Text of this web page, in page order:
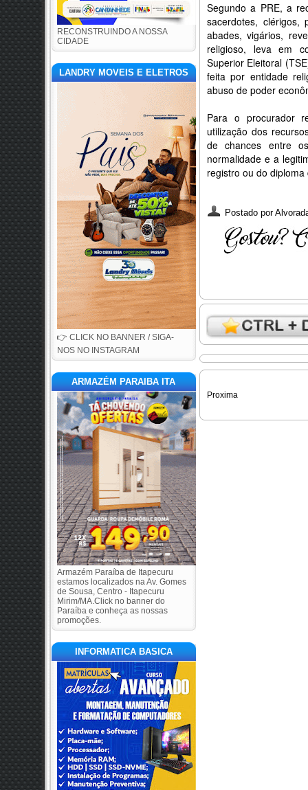
RECONSTRUINDO A NOSSA
CIDADE
LANDRY MOVEIS E ELETROS
👉 CLICK NO BANNER / SIGA-
NOS NO INSTAGRAM
ARMAZÉM PARAIBA ITA
Armazém Paraíba de Itapecuru
estamos localizados na Av. Gomes
de Sousa, Centro - Itapecuru
Mirim/MA.Click no banner do
Paraíba e conheça as nossas
promoções.
INFORMATICA BASICA
Segundo a PRE, a
sacerdotes, clérigos,
abades, vigários,
religioso, leva em
Superior Eleitoral
feita por entidade
abuso de poder
Para o procurador
utilização dos
de chances entre
normalidade e a
registro ou do
Postado por
Proxima